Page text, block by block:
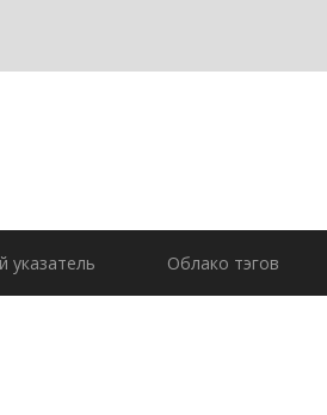
указатель Облако тэгов